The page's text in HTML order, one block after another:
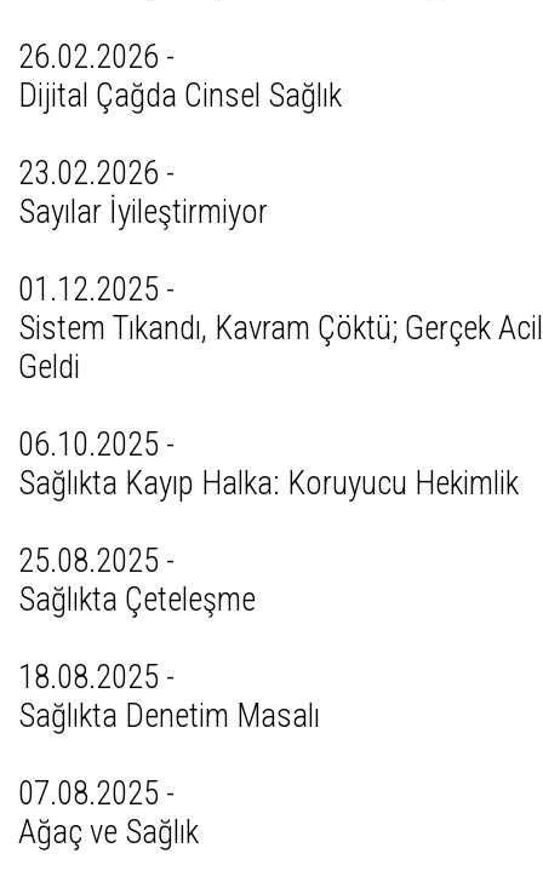
26.02.2026 -
Dijital Çağda Cinsel Sağlık
23.02.2026 -
Sayılar İyileştirmiyor
01.12.2025 -
Sistem Tıkandı, Kavram Çöktü; Gerçek
Geldi
06.10.2025 -
Sağlıkta Kayıp Halka: Koruyucu Hekimlik
25.08.2025 -
Sağlıkta Çeteleşme
18.08.2025 -
Sağlıkta Denetim Masalı
07.08.2025 -
Ağaç ve Sağlık